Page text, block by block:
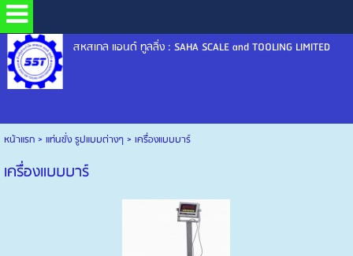
สหสเกล แอนด์ ทูลลิ่ง : SAHA SCALE and TOOLING LIMITED
หน้าแรก> แท่นชั่ง รูปแบบต่างๆ> เครื่องแบบบาร์
เครื่องแบบบาร์